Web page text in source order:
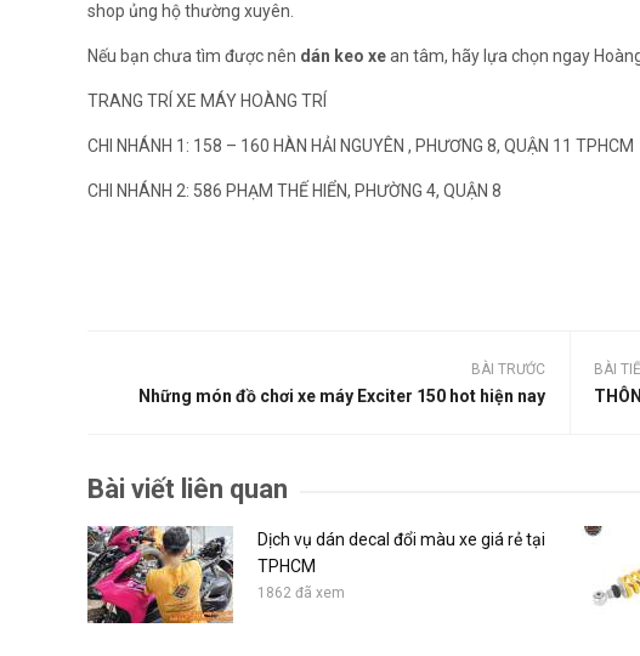
shop ủng hộ thường xuyên.
Nếu bạn chưa tìm được nên dán keo xean tâm, hãy lựa chọn ngay
TRANG TRÍ XE MÁY HOÀNG TRÍ
CHI NHÁNH 1: 158 – 160 HÀN HẢI NGUYÊN , PHƯƠNG 8, QUẬN 11 TPHCM
CHI NHÁNH 2: 586 PHẠM THẾ HIỂN, PHƯỜNG 4, QUẬN 8
BÀI TRƯỚC
Những món đồ chơi xe máy Exciter 150 hot hiện nay
BÀI
Bài viết liên quan
Dịch vụ dán decal đổi màu xe giá rẻ tại
TPHCM
1862 đã xem